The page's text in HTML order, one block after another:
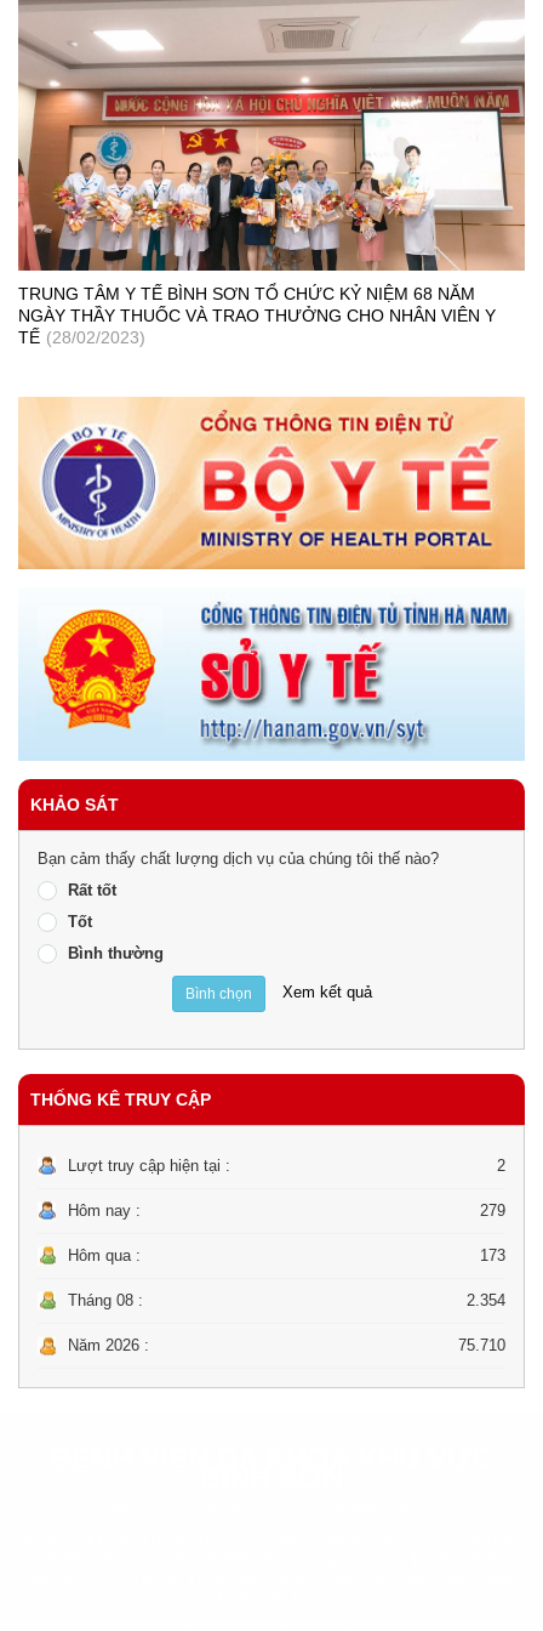
TRUNG TÂM Y TẾ BÌNH SƠN TỔ CHỨC KỶ NIỆM 68 NĂM
NGÀY THẦY THUỐC VÀ TRAO THƯỞNG CHO NHÂN VIÊN Y
TẾ (28/02/2023)
KHẢO SÁT
Bạn cảm thấy chất lượng dịch vụ của chúng tôi thế nào?
Rất tốt
Tốt
Bình thường
Bình chọn Xem kết quả
THỐNG KÊ TRUY CẬP
Lượt truy cập hiện tại : 2
Hôm nay : 279
Hôm qua : 173
Tháng 08 : 2.354
Năm 2026 : 75.710